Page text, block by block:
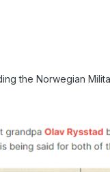
the Norwegian